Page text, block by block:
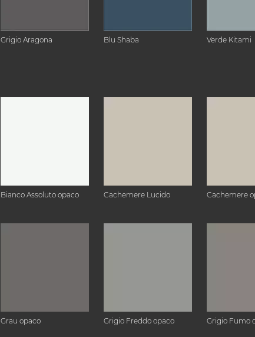
Grigio Aragona Blu Shaba Verde Kitami
Bianco Assoluto opaco Cachemere Lucido Cachemere
Grau opaco Grigio Freddo opaco Grigio Fumo